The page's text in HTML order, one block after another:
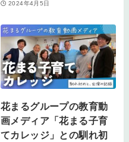
2024年4月5日
花まるグループの教育動
画メディア「花まる子育
てカレッジ」との馴れ初